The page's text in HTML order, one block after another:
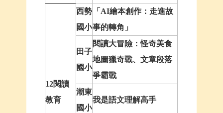
12閱讀
教育
西勢
國小
「AI繪本創作：走進故
事的轉角」
田子
國小
閱讀大冒險：怪奇美食
地圖獵奇戰、文章段落
爭霸戰
潮東
國小
我是語文理解高手